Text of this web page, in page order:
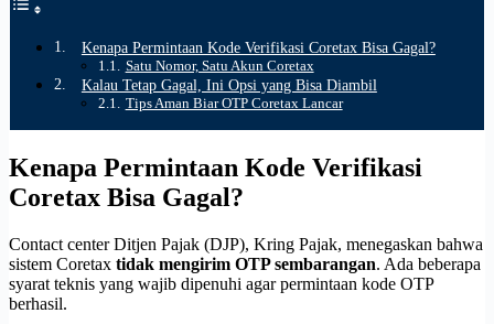
Kenapa Permintaan Kode Verifikasi Coretax Bisa Gagal?
Satu Nomor, Satu Akun Coretax
Kalau Tetap Gagal, Ini Opsi yang Bisa Diambil
Tips Aman Biar OTP Coretax Lancar
Kenapa Permintaan Kode Verifikasi
Coretax Bisa Gagal?
Contact center Ditjen Pajak (DJP), Kring Pajak, menegaskan bahwa
sistem Coretax tidak mengirim OTP sembarangan. Ada beberapa
syarat teknis yang wajib dipenuhi agar permintaan kode OTP
berhasil.